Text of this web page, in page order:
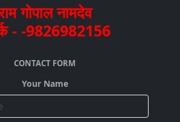
गोपाल नामदेव
- -9826982156
CONTACT FORM
Your Name